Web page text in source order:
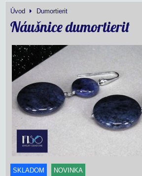
Úvod Dumortierit
Náušnice dumortierit
SKLADOM NOVINKA